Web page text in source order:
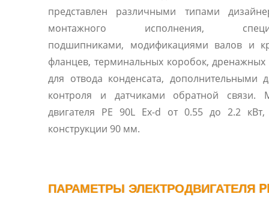
представлен различными типами
монтажного исполнения,
подшипниками, модификациями валов и
фланцев, терминальных коробок, дренажных
для отвода конденсата, дополнительными
контроля и датчиками обратной связи.
двигателя PE 90L Ex-d от 0.55 до 2.2 кВт, размеры
конструкции 90 мм.
ПАРАМЕТРЫ ЭЛЕКТРОДВИГАТЕЛЯ